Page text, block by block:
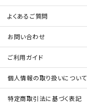
よくあるご質問
お問い合わせ
ご利用ガイド
個人情報の取り扱いについて
特定商取引法に基づく表記